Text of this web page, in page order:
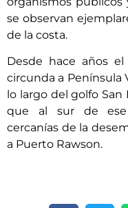
se observan
de la costa.
Desde hace años
circunda a Península
lo largo del golfo San
que al sur de ese
cercanías de la
a Puerto Rawson.